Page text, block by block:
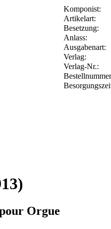
Komponist:
Artikelart:
Besetzung:
Anlass:
Ausgabenart:
Verlag:
Verlag-Nr.:
Orgue